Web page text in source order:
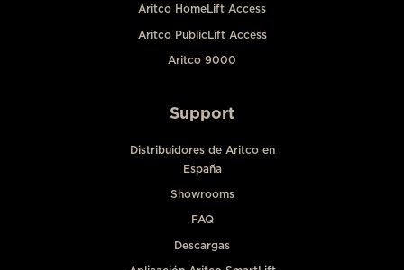
Aritco HomeLift Access
Aritco PublicLift Access
Aritco 9000
Support
Distribuidores de Aritco en
España
Showrooms
FAQ
Descargas